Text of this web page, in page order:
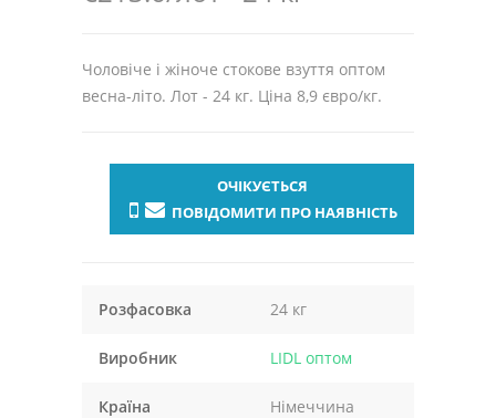
Чоловіче і жіноче стокове взуття оптом
весна-літо. Лот - 24 кг. Ціна 8,9 євро/кг.
ОЧІКУЄТЬСЯ
ПОВІДОМИТИ ПРО НАЯВНІСТЬ
Розфасовка 24 кг
Виробник LIDL оптом
Країна Німеччина